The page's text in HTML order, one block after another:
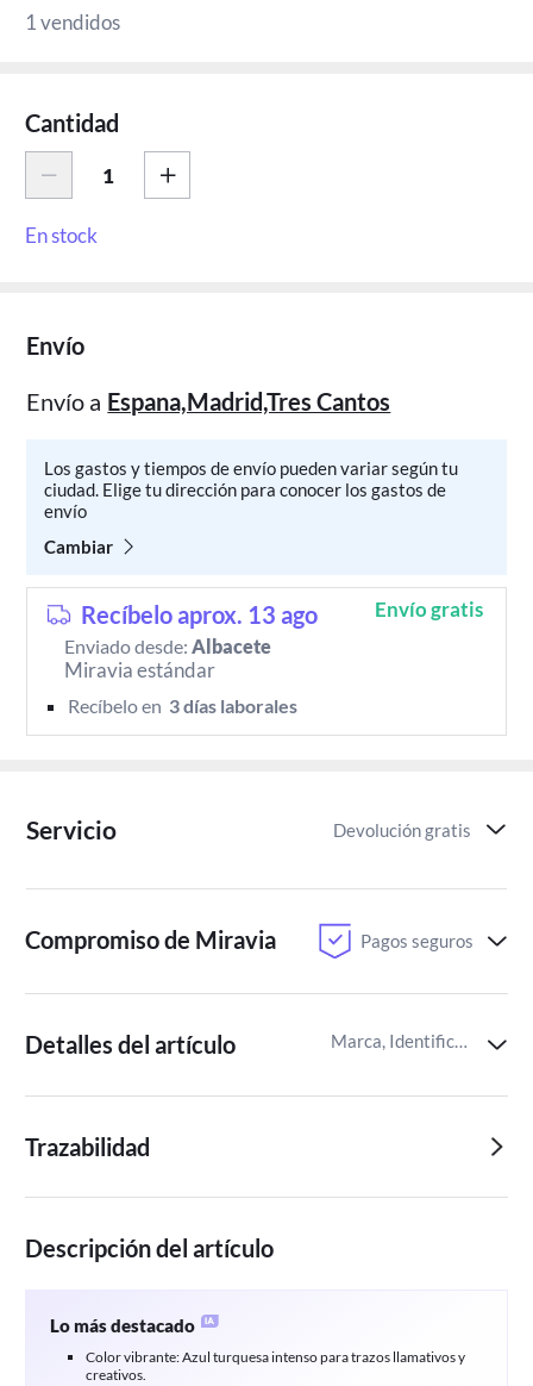
1 vendidos
Cantidad
En stock
Envío
Envío a Espana,Madrid,Tres Cantos
Los gastos y tiempos de envío pueden variar según tu
ciudad. Elige tu dirección para conocer los gastos de
envío
Cambiar
Recíbelo aprox. 13 ago Envío gratis
Enviado desde:Albacete
Miravia estándar
Recíbelo en 3 días laborales
Servicio Devolución gratis
Compromiso de Miravia Pagos seguros
Detalles del artículo Marca, Identificador del artículo de Miravia
Trazabilidad
Descripción del artículo
Lo más destacado
Color vibrante: Azul turquesa intenso para trazos llamativos y
creativos.